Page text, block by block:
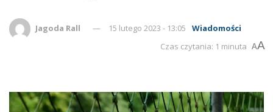
Jagoda Rall 15 lutego 2023 - 13:05
Wiadomości
Czas czytania: 1 minuta AA